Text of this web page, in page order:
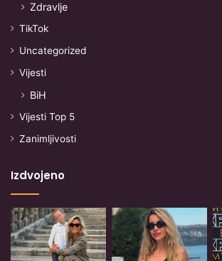
Zdravlje
TikTok
Uncategorized
Vijesti
BiH
Vijesti Top 5
Zanimljivosti
Izdvojeno